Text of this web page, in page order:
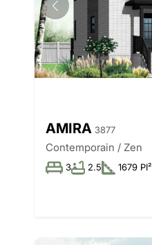
AMIRA 3877
Contemporain / Zen
3 2.5 1679 PI²